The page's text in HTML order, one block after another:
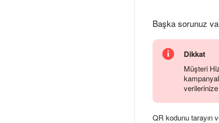
Başka sorunuz
Dikkat
Müşteri
QR kodunu tarayın